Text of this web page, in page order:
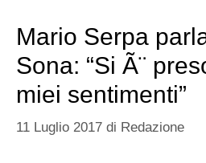
Mario Serpa
Sona: “Si Ã¨
miei sentimenti”
11 Luglio 2017 di Redazione